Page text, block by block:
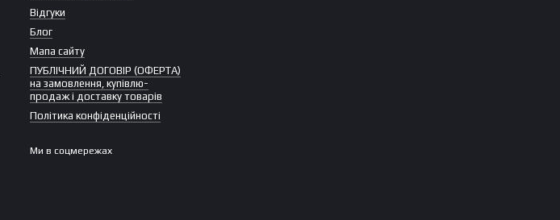
Відгуки
Блог
Мапа сайту
ПУБЛІЧНИЙ ДОГОВІР (ОФЕРТА)
на замовлення, купівлю-
продаж і доставку товарів
Політика конфіденційності
Ми в соцмережах